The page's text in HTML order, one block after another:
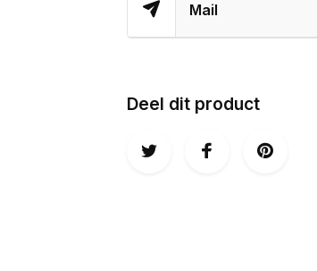
Mail
Deel dit product